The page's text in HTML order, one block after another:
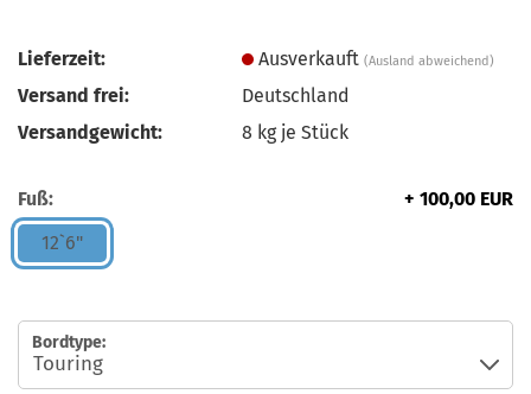
Lieferzeit: Ausverkauft(Ausland abweichend)
Versand frei:
Deutschland
Versandgewicht:
8 kg je Stück
Fuß:
+ 100,00 EUR
12`6"
Bordtype: